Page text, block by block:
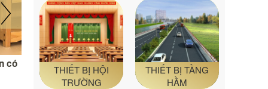
có
Số phận những bánh xà bông khách
sạn dùng dở sẽ đi về đâu?
Dù treo
sử dụng có
THIẾT BỊ HỘI
TRƯỜNG
THIẾT BỊ TẦNG
HẦM